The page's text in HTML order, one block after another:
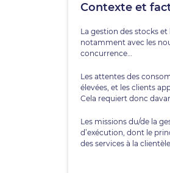
Contexte et
La gestion des stocks
notamment avec les
concurrence…
Les attentes des
élevées, et les clients
Cela requiert donc
Les missions du/de la
d’exécution, dont le
des services à la